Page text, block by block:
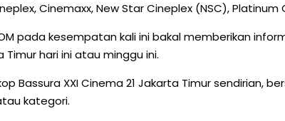
Cinemaxx, New Star Cineplex (NSC), Platinum
pada kesempatan kali ini bakal memberikan
Timur hari ini atau minggu ini.
Bassura XXI Cinema 21 Jakarta Timur sendirian,
kategori.